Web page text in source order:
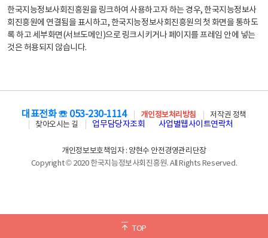
한국지능정보사회진흥원을 링크하여 사용하고자 하는 경우, 한국지능정보사
회진흥원에 연결됨을 표시하고, 한국지능정보사회진흥원의 첫 화면을 통하도
록 하고 세부화면(서브도메인)으로 링크시키거나 페이지를 프레임 안에 넣는
것은 허용되지 않습니다.
TOP
대표전화 ☏ 053-230-1114 개인정보처리방침
저작권 정책
찾아오시는 길
업무담당자조회 사업별웹사이트연락처
개인정보보호책임자 : 양현수 안전경영관리단장
Copyright © 2020 한국지능정보사회진흥원. All Rights Reserved.